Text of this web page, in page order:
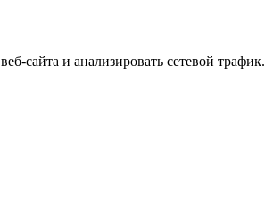
сайта и анализировать сетевой трафик.